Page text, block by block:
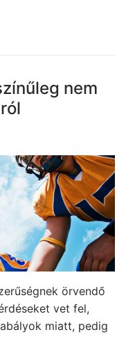
nem
örvendő
vet fel,
miatt, pedig